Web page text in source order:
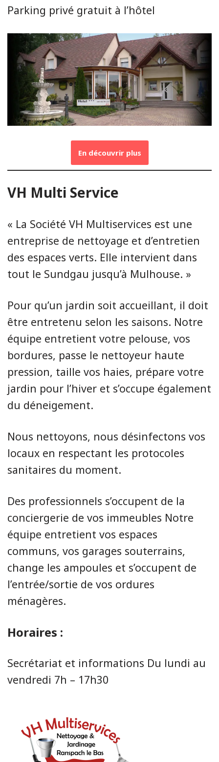
Parking privé gratuit à l’hôtel
En découvrir plus
VH Multi Service
« La Société VH Multiservices est une
entreprise de nettoyage et d’entretien
des espaces verts. Elle intervient dans
tout le Sundgau jusqu’à Mulhouse. »
Pour qu’un jardin soit accueillant, il doit
être entretenu selon les saisons. Notre
équipe entretient votre pelouse, vos
bordures, passe le nettoyeur haute
pression, taille vos haies, prépare votre
jardin pour l’hiver et s’occupe également
du déneigement.
Nous nettoyons, nous désinfectons vos
locaux en respectant les protocoles
sanitaires du moment.
Des professionnels s’occupent de la
conciergerie de vos immeubles Notre
équipe entretient vos espaces
communs, vos garages souterrains,
change les ampoules et s’occupent de
l’entrée/sortie de vos ordures
ménagères.
Horaires :
Secrétariat et informations Du lundi au
vendredi 7h – 17h30